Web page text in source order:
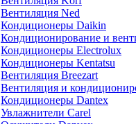
Вентиляция Ned
Кондиционеры Daikin
Кондиционирование и
Кондиционеры Electrolux
Кондиционеры Kentatsu
Вентиляция Breezart
Вентиляция и
Кондиционеры Dantex
Увлажнители Carel